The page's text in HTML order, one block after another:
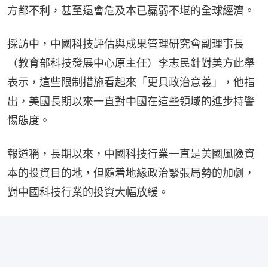
方都不利，甚至還會危及本已羸弱不堪的全球經濟。
採訪中，中國科技評估與成果管理研究會副理事長
（教育部科技發展中心原主任）李志民針對美方此舉
表示，這些限制措施看起來「更具政治意義」，他指
出，美國長期以來一直對中國在這些領域的進步持警
惕態度。
報道稱，長期以來，中國科技行業一直是美國風險資
本的投資目的地，但隨着地緣政治緊張局勢的加劇，
對中國科技行業的投資大幅放緩。